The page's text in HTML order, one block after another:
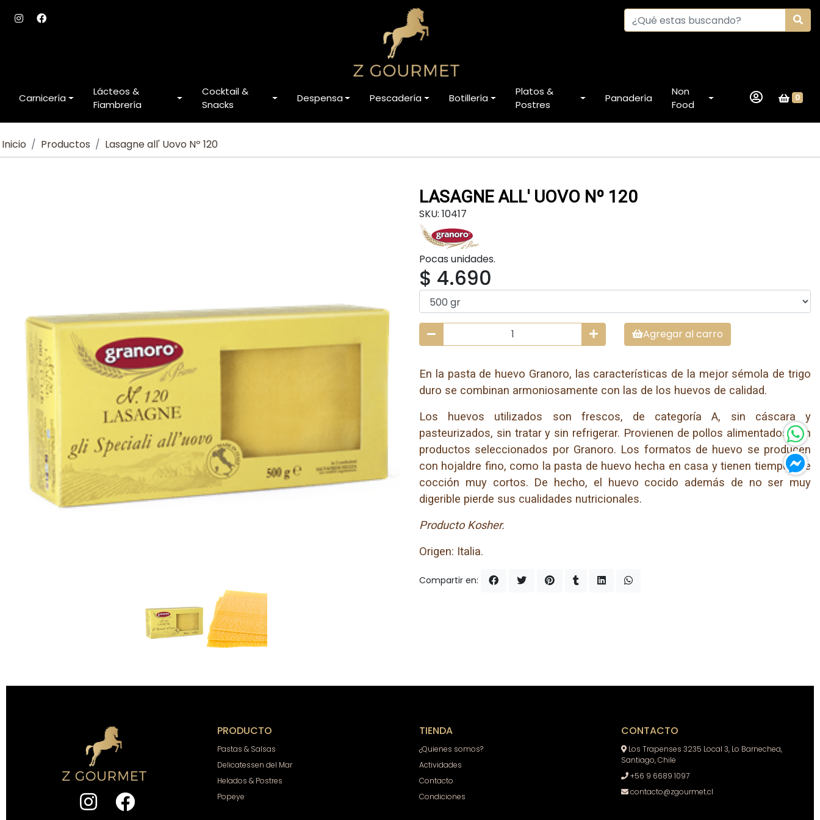
Carnicería
Lácteos &
Fiambrería
Cocktail &
Snacks
Despensa Pescadería Botillería
Platos &
Postres
Panadería
Non
Food
0
Inicio Productos Lasagne all' Uovo Nº 120
LASAGNE ALL' UOVO Nº 120
SKU: 10417
Pocas unidades.
$ 4.690
Agregar al carro
En la pasta de huevo Granoro, las características de la mejor sémola de trigo
duro se combinan armoniosamente con las de los huevos de calidad.
Los huevos utilizados son frescos, de categoría A, sin cáscara y
pasteurizados, sin tratar y sin refrigerar. Provienen de pollos alimentados con
productos seleccionados por Granoro. Los formatos de huevo se producen
con hojaldre fino, como la pasta de huevo hecha en casa y tienen tiempos de
cocción muy cortos. De hecho, el huevo cocido además de no ser muy
digerible pierde sus cualidades nutricionales.
Producto Kosher.
Origen: Italia.
Compartir en:
PRODUCTO
Pastas & Salsas
Delicatessen del Mar
Helados & Postres
Popeye
TIENDA
¿Quienes somos?
Actividades
Contacto
Condiciones
CONTACTO
Los Trapenses 3235 Local 3, Lo Barnechea,
Santiago, Chile
+56 9 6689 1097
contacto@zgourmet.cl